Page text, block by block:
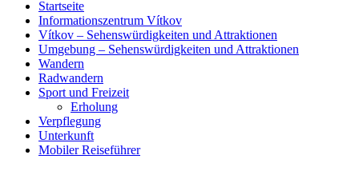
Startseite
Informationszentrum Vítkov
Vítkov – Sehenswürdigkeiten und Attraktionen
Umgebung – Sehenswürdigkeiten und Attraktionen
Wandern
Radwandern
Sport und Freizeit
Erholung
Verpflegung
Unterkunft
Mobiler Reiseführer